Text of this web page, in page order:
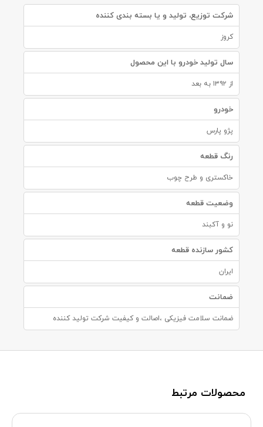
شرکت توزیع، تولید و یا بسته بندی کننده
کروز
سال تولید خودرو با این محصول
از ۱۳۹۲ به بعد
خودرو
پژو پارس
رنگ قطعه
خاکستری و طرح چوب
وضعیت قطعه
نو و آکبند
کشور سازنده قطعه
ایران
ضمانت
ضمانت سلامت فیزیکی ،اصالت و کیفیت شرکت تولید کننده
محصولات مرتبط